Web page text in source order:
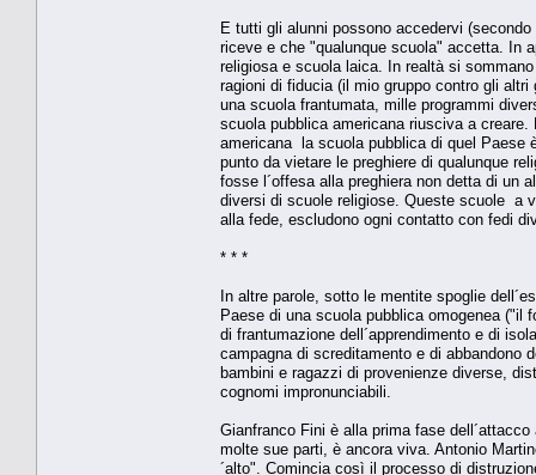
E tutti gli alunni possono accedervi
riceve e che "qualunque scuola" accetta. In
religiosa e scuola laica. In realtà si
ragioni di fiducia (il mio gruppo contro gli
una scuola frantumata, mille programmi
scuola pubblica americana riusciva a
americana ­ la scuola pubblica di quel Paese
punto da vietare le preghiere di qualunque
fosse l´offesa alla preghiera non detta di un
diversi di scuole religiose. Queste scuole ­ a
alla fede, escludono ogni contatto con fedi
* * *
In altre parole, sotto le mentite spoglie
Paese di una scuola pubblica omogenea ("il
di frantumazione dell´apprendimento e di
campagna di screditamento e di abbandono
bambini e ragazzi di provenienze diverse,
cognomi impronunciabili.
Gianfranco Fini è alla prima fase
molte sue parti, è ancora viva. Antonio
´alto". Comincia così il processo di